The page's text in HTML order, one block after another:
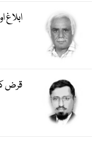
ابلاغ
قرض